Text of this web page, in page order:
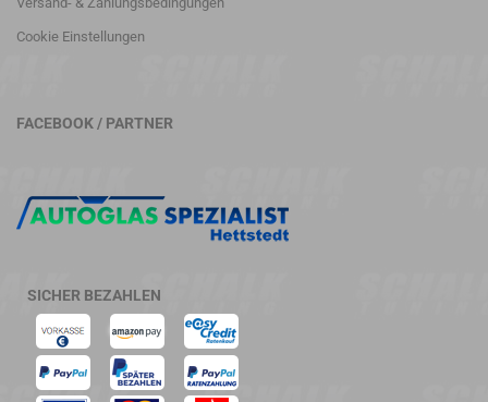
Cookie Einstellungen
FACEBOOK / PARTNER
SICHER BEZAHLEN